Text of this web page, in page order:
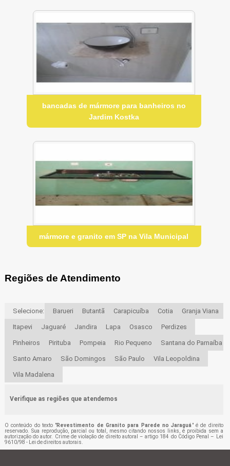
bancadas de mármore para banheiros no
Jardim Kostka
mármore e granito em SP na Vila Municipal
Regiões de Atendimento
Selecione: Barueri Butantã Carapicuíba Cotia Granja Viana
Itapevi Jaguaré Jandira Lapa Osasco Perdizes
Pinheiros Pirituba Pompeia Rio Pequeno Santana do Parnaíba
Santo Amaro São Domingos São Paulo Vila Leopoldina
Vila Madalena
Verifique as regiões que atendemos
O conteúdo do texto "Revestimento de Granito para Parede no Jaraguá" é de direito
reservado. Sua reprodução, parcial ou total, mesmo citando nossos links, é proibida sem a
autorização do autor. Crime de violação de direito autoral – artigo 184 do Código Penal –
Lei
9610/98 - Lei de direitos autorais.